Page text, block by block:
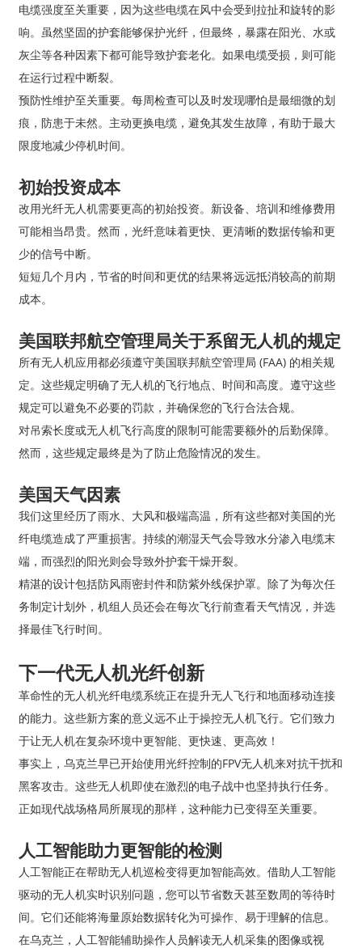
电缆强度至关重要，因为这些电缆在风中会受到拉扯和旋转的影
响。虽然坚固的护套能够保护光纤，但最终，暴露在阳光、水或
灰尘等各种因素下都可能导致护套老化。如果电缆受损，则可能
在运行过程中断裂。
预防性维护至关重要。每周检查可以及时发现哪怕是最细微的划
痕，防患于未然。主动更换电缆，避免其发生故障，有助于最大
限度地减少停机时间。
初始投资成本
改用光纤无人机需要更高的初始投资。新设备、培训和维修费用
可能相当昂贵。然而，光纤意味着更快、更清晰的数据传输和更
少的信号中断。
短短几个月内，节省的时间和更优的结果将远远抵消较高的前期
成本。
美国联邦航空管理局关于系留无人机的规定
所有无人机应用都必须遵守美国联邦航空管理局 (FAA) 的相关规
定。这些规定明确了无人机的飞行地点、时间和高度。遵守这些
规定可以避免不必要的罚款，并确保您的飞行合法合规。
对吊索长度或无人机飞行高度的限制可能需要额外的后勤保障。
然而，这些规定最终是为了防止危险情况的发生。
美国天气因素
我们这里经历了雨水、大风和极端高温，所有这些都对美国的光
纤电缆造成了严重损害。持续的潮湿天气会导致水分渗入电缆末
端，而强烈的阳光则会导致外护套干燥开裂。
精湛的设计包括防风雨密封件和防紫外线保护罩。除了为每次任
务制定计划外，机组人员还会在每次飞行前查看天气情况，并选
择最佳飞行时间。
下一代无人机光纤创新
革命性的无人机光纤电缆系统正在提升无人飞行和地面移动连接
的能力。这些新方案的意义远不止于操控无人机飞行。它们致力
于让无人机在复杂环境中更智能、更快速、更高效！
事实上，乌克兰早已开始使用光纤控制的FPV无人机来对抗干扰和
黑客攻击。这些无人机即使在激烈的电子战中也坚持执行任务。
正如现代战场格局所展现的那样，这种能力已变得至关重要。
人工智能助力更智能的检测
人工智能正在帮助无人机巡检变得更加智能高效。借助人工智能
驱动的无人机实时识别问题，您可以节省数天甚至数周的等待时
间。它们还能将海量原始数据转化为可操作、易于理解的信息。
在乌克兰，人工智能辅助操作人员解读无人机采集的图像或视